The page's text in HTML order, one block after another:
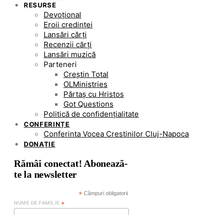
RESURSE
Devoțional
Eroii credinței
Lansări cărți
Recenzii cărți
Lansări muzică
Parteneri
Creștin Total
OLMinistries
Părtaș cu Hristos
Got Questions
Politică de confidențialitate
CONFERINȚE
Conferinta Vocea Crestinilor Cluj-Napoca
DONAȚIE
Rămâi conectat! Abonează-
te la newsletter
* Câmpuri obligatorii
NUME DE FAMILIE *